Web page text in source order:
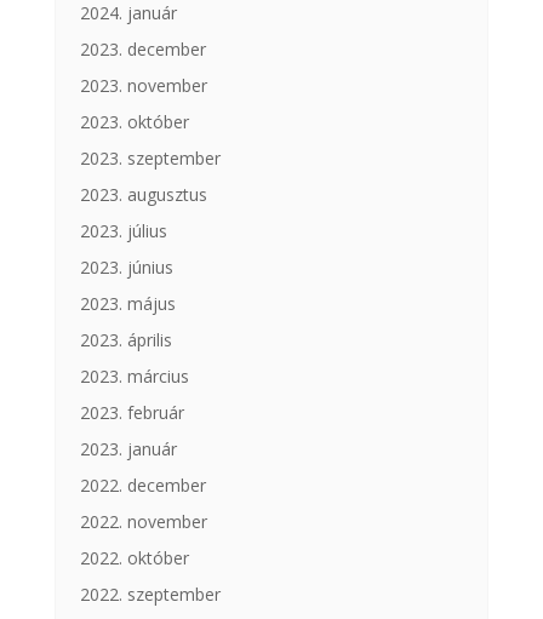
2024. január
2023. december
2023. november
2023. október
2023. szeptember
2023. augusztus
2023. július
2023. június
2023. május
2023. április
2023. március
2023. február
2023. január
2022. december
2022. november
2022. október
2022. szeptember